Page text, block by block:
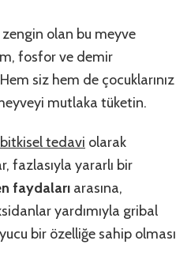
olan bu meyve
fosfor ve demir
siz hem de çocuklarınız
mutlaka tüketin.
bitkisel tedavi olarak
fazlasıyla yararlı bir
faydaları arasına,
yardımıyla gribal
bir özelliğe sahip olması